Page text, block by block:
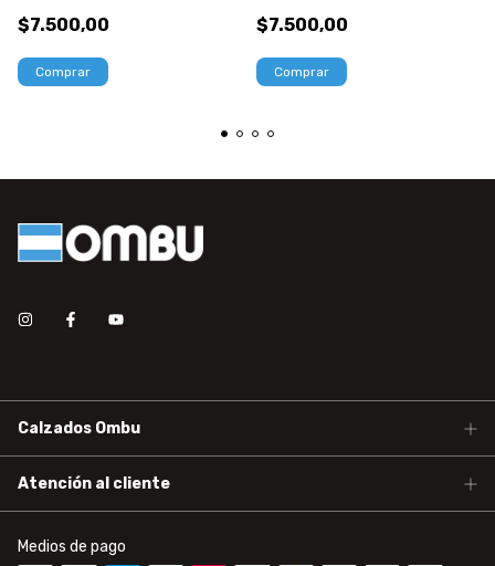
$7.500,00
Comprar
$7.500,00
Comprar
Calzados Ombu
Atención al cliente
Medios de pago